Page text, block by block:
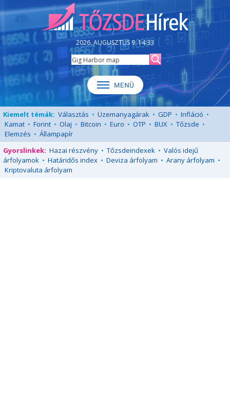
2026. AUGUSZTUS 9. 14:33
Kiemelt témák: Választás • Üzemanyagárak • GDP • Infláció •
Kamat • Forint • Olaj • Bitcoin • Euro • OTP • BUX • Tőzsde •
Elemzés • Állampapír
Gyorslinkek: Hazai részvény • Tőzsdeindexek • Valós idejű
árfolyamok • Határidős index • Deviza árfolyam • Arany árfolyam •
Kriptovaluta árfolyam